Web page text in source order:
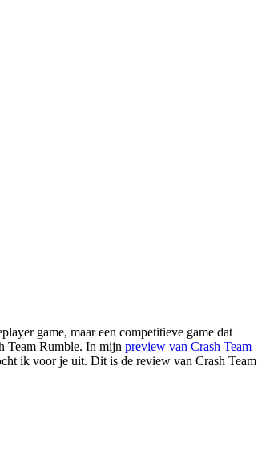
game, maar een competitieve game dat
Team Rumble. In mijn preview van Crash Team
ik voor je uit. Dit is de review van Crash Team